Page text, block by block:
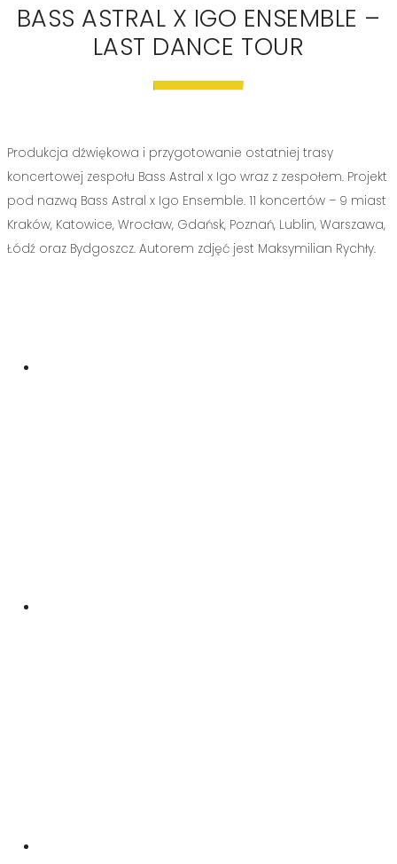
BASS ASTRAL X IGO ENSEMBLE –
LAST DANCE TOUR
Produkcja dźwiękowa i przygotowanie ostatniej trasy
koncertowej zespołu Bass Astral x Igo wraz z zespołem. Projekt
pod nazwą Bass Astral x Igo Ensemble. 11 koncertów – 9 miast
Kraków, Katowice, Wrocław, Gdańsk, Poznań, Lublin, Warszawa,
Łódź oraz Bydgoszcz. Autorem zdjęć jest Maksymilian Rychły.